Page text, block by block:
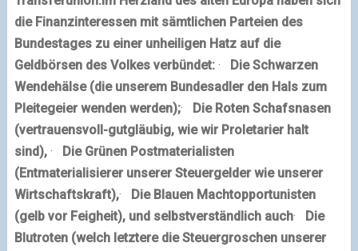
die Finanzinteressen mit sämtlichen Parteien des
Bundestages zu einer unheiligen Hatz auf die
Geldbörsen des Volkes verbündet: ·
Die Schwarzen
Wendehälse (die unserem Bundesadler den Hals zum
Pleitegeier wenden werden);·
Die Roten Schafsnasen
(vertrauensvoll-gutgläubig, wie wir Proletarier halt
sind), ·
Die Grünen Postmaterialisten
(Entmaterialisierer unserer Steuergelder wie unserer
Wirtschaftskraft),·
Die Blauen Machtopportunisten
(gelb vor Feigheit), und selbstverständlich auch·
Die
Blutroten (welch letztere die Steuergroschen unserer